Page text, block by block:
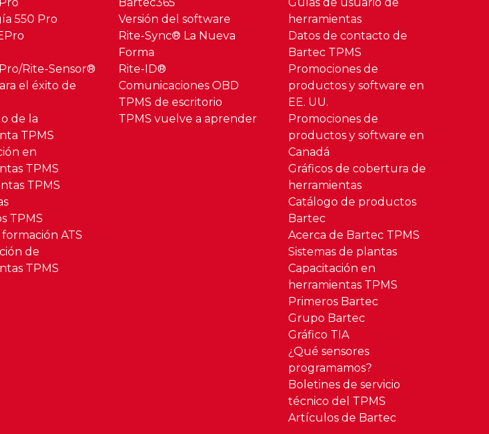
550 Pro
Rite-Sensor®
el éxito de
de la
TPMS
en
TPMS
TPMS
TPMS
ATS
de
TPMS
Versión del software
Rite-Sync® La Nueva
Forma
Rite-ID®
Comunicaciones OBD
TPMS de escritorio
TPMS vuelve a aprender
herramientas
Datos de contacto de
Bartec TPMS
Promociones de
productos y software en
EE. UU.
Promociones de
productos y software en
Canadá
Gráficos de cobertura de
herramientas
Catálogo de productos
Bartec
Acerca de Bartec TPMS
Sistemas de plantas
Capacitación en
herramientas TPMS
Primeros Bartec
Grupo Bartec
Gráfico TIA
¿Qué sensores
programamos?
Boletines de servicio
técnico del TPMS
Artículos de Bartec